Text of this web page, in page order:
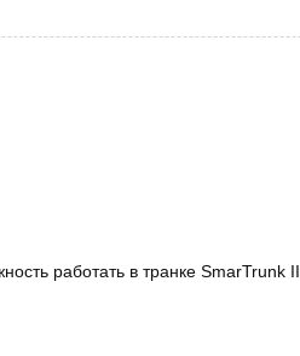
работать в транке SmarTrunk II.